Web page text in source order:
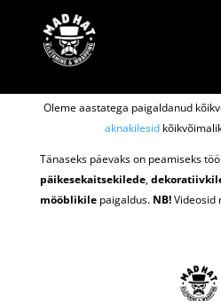
Oleme aastatega paigaldanud
aknakilesid
Tänaseks päevaks on peamiseks
päikesekaitsekilede,
mööblikilepaigaldus. NB!Videosid